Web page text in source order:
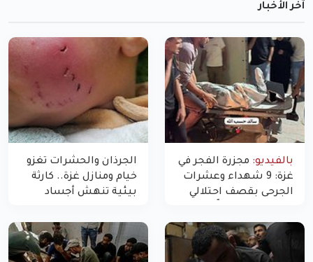
آخر الأخبار
بالفيديو: مجزرة الفجر في
غزة: 9 شهداء وعشرات
الجرحى بقصف احتلالي
الجرذان والحشرات تغزو
خيام ومنازل غزة.. كارثة
بيئية تنهش أجساد